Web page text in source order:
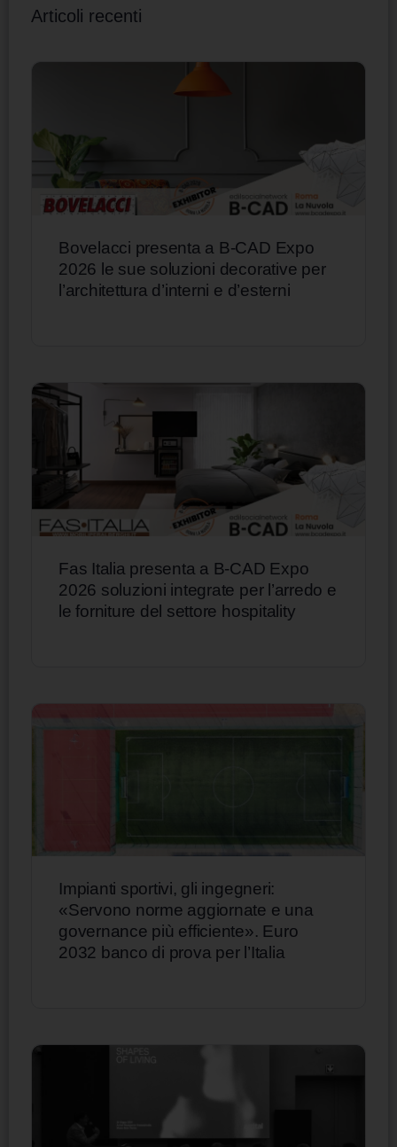
Articoli recenti
Bovelacci presenta a B-CAD Expo
2026 le sue soluzioni decorative per
l’architettura d’interni e d’esterni
Fas Italia presenta a B-CAD Expo
2026 soluzioni integrate per l’arredo e
le forniture del settore hospitality
Impianti sportivi, gli ingegneri:
«Servono norme aggiornate e una
governance più efficiente». Euro
2032 banco di prova per l’Italia